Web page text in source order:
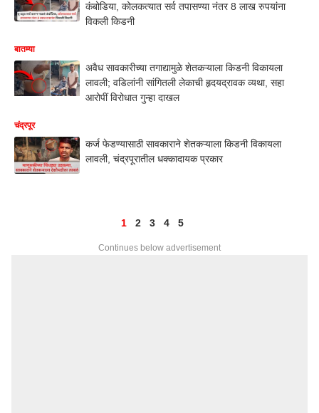
कंबोडिया, कोलकत्यात सर्व तपासण्या नंतर 8 लाख रुपयांना
विकली किडनी
बातम्या
अवैध सावकारीच्या तगाद्यामुळे शेतकऱ्याला किडनी विकायला
लावली; वडिलांनी सांगितली लेकाची हृदयद्रावक व्यथा, सहा
आरोपीं विरोधात गुन्हा दाखल
चंद्रपूर
कर्ज फेडण्यासाठी सावकाराने शेतकऱ्याला किडनी विकायला
लावली, चंद्रपूरातील धक्कादायक प्रकार
1 2 3 4 5
Continues below advertisement